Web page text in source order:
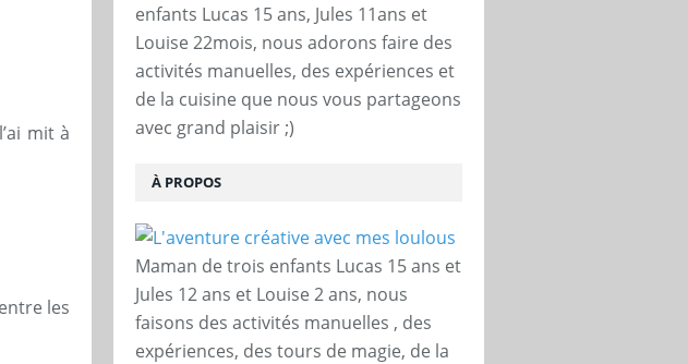
mit à
les
enfants Lucas 15 ans, Jules 11ans et
Louise 22mois, nous adorons faire des
activités manuelles, des expériences et
de la cuisine que nous vous partageons
avec grand plaisir ;)
À PROPOS
Maman de trois enfants Lucas 15 ans et
Jules 12 ans et Louise 2 ans, nous
faisons des activités manuelles , des
expériences, des tours de magie, de la